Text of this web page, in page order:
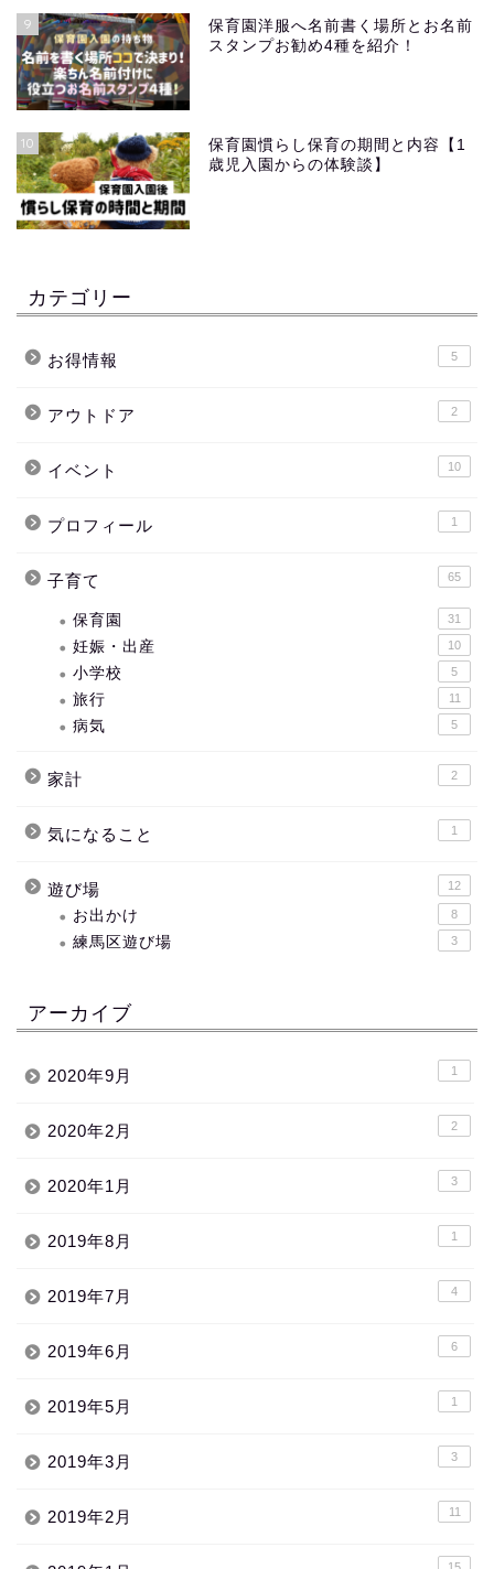
9
保育園洋服へ名前書く場所とお名前
スタンプお勧め4種を紹介！
10
保育園慣らし保育の期間と内容【1
歳児入園からの体験談】
カテゴリー
お得情報 5
アウトドア 2
イベント 10
プロフィール 1
子育て 65
保育園 31
妊娠・出産 10
小学校 5
旅行 11
病気 5
家計 2
気になること 1
遊び場 12
お出かけ 8
練馬区遊び場 3
アーカイブ
2020年9月 1
2020年2月 2
2020年1月 3
2019年8月 1
2019年7月 4
2019年6月 6
2019年5月 1
2019年3月 3
2019年2月 11